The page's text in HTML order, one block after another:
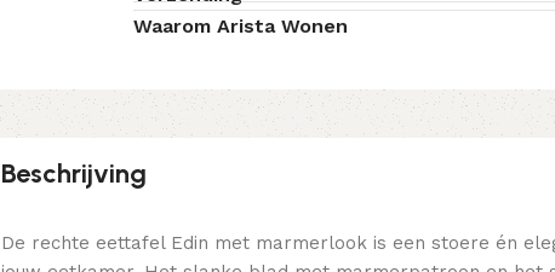
Waarom Arista Wonen
Beschrijving
De rechte eettafel Edin met marmerlook is een stoere én